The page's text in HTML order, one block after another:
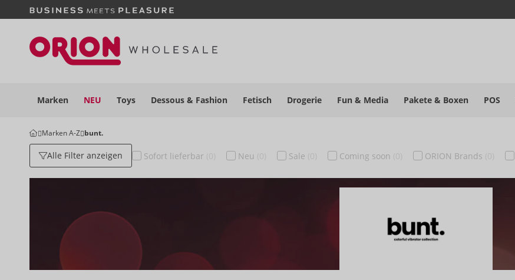
Marken NEU Toys Dessous & Fashion Fetisch Drogerie Fun & Media Pakete & Boxen POS
Marken A-Z bunt.
Alle Filter anzeigen Sofort lieferbar (0) Neu (0) Sale (0) Coming soon (0) ORION Brands (0)